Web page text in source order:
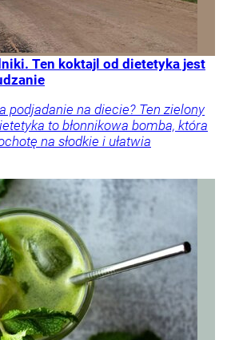
Ten koktajl od dietetyka jest
podjadanie na diecie? Ten zielony
to błonnikowa bomba, która
na słodkie i ułatwia